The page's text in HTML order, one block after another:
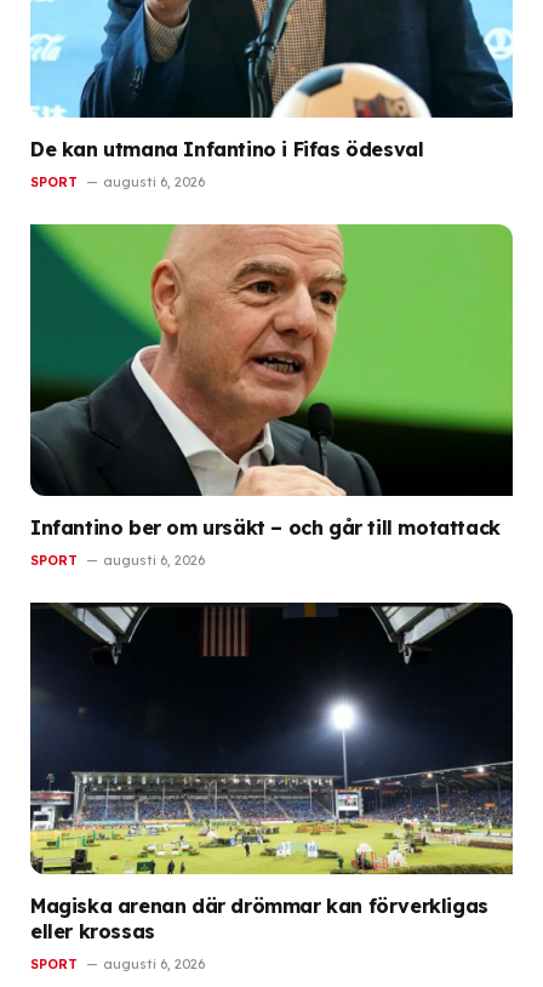
De kan utmana Infantino i Fifas ödesval
SPORT augusti 6, 2026
Infantino ber om ursäkt – och går till motattack
SPORT augusti 6, 2026
Magiska arenan där drömmar kan förverkligas
eller krossas
SPORT augusti 6, 2026